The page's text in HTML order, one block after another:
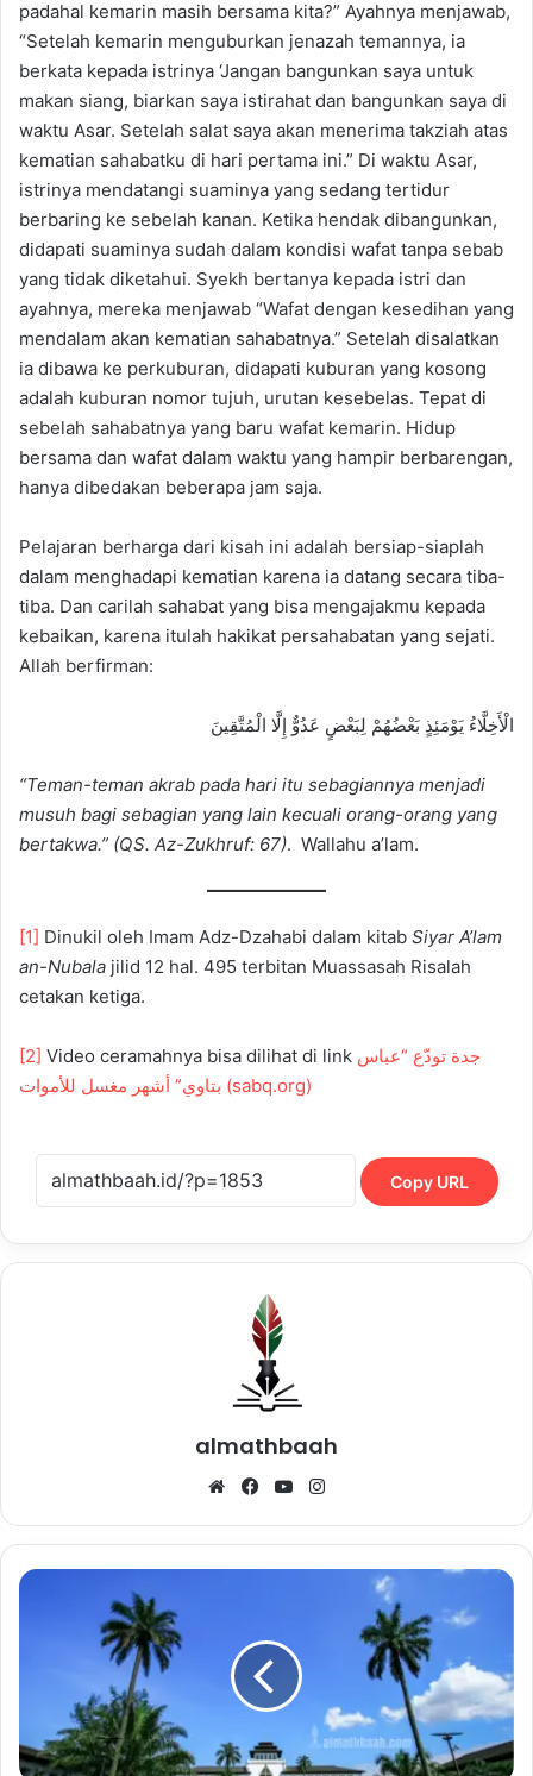
padahal kemarin masih bersama kita?” Ayahnya menjawab,
“Setelah kemarin menguburkan jenazah temannya, ia
berkata kepada istrinya ‘Jangan bangunkan saya untuk
makan siang, biarkan saya istirahat dan bangunkan saya di
waktu Asar. Setelah salat saya akan menerima takziah atas
kematian sahabatku di hari pertama ini.” Di waktu Asar,
istrinya mendatangi suaminya yang sedang tertidur
berbaring ke sebelah kanan. Ketika hendak dibangunkan,
didapati suaminya sudah dalam kondisi wafat tanpa sebab
yang tidak diketahui. Syekh bertanya kepada istri dan
ayahnya, mereka menjawab “Wafat dengan kesedihan yang
mendalam akan kematian sahabatnya.” Setelah disalatkan
ia dibawa ke perkuburan, didapati kuburan yang kosong
adalah kuburan nomor tujuh, urutan kesebelas. Tepat di
sebelah sahabatnya yang baru wafat kemarin. Hidup
bersama dan wafat dalam waktu yang hampir berbarengan,
hanya dibedakan beberapa jam saja.
Pelajaran berharga dari kisah ini adalah bersiap-siaplah
dalam menghadapi kematian karena ia datang secara tiba-
tiba. Dan carilah sahabat yang bisa mengajakmu kepada
kebaikan, karena itulah hakikat persahabatan yang sejati.
Allah berfirman:
الْأَخِلَّاءُ يَوْمَئِذٍ بَعْضُهُمْ لِبَعْضٍ عَدُوٌّ إِلَّا الْمُتَّقِينَ
“Teman-teman akrab pada hari itu sebagiannya menjadi
musuh bagi sebagian yang lain kecuali orang-orang yang
bertakwa.” (QS. Az-Zukhruf: 67). Wallahu a’lam.
[1] Dinukil oleh Imam Adz-Dzahabi dalam kitab Siyar A’lam
an-Nubala jilid 12 hal. 495 terbitan Muassasah Risalah
cetakan ketiga.
[2] Video ceramahnya bisa dilihat di link جدة تودّع “عباس
بتاوي” أشهر مغسل للأموات (sabq.org)
Copy URL
almathbaah
WebsiteFacebookYouTube
Mengapa